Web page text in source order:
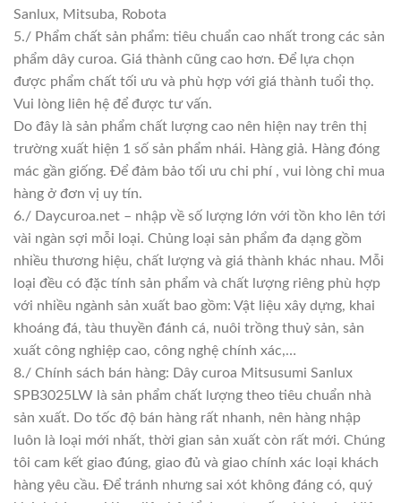
Sanlux, Mitsuba, Robota
5./ Phẩm chất sản phẩm: tiêu chuẩn cao nhất trong các sản
phẩm dây curoa. Giá thành cũng cao hơn. Để lựa chọn
được phẩm chất tối ưu và phù hợp với giá thành tuổi thọ.
Vui lòng liên hệ để được tư vấn.
Do đây là sản phẩm chất lượng cao nên hiện nay trên thị
trường xuất hiện 1 số sản phẩm nhái. Hàng giả. Hàng đóng
mác gần giống. Để đảm bảo tối ưu chi phí , vui lòng chỉ mua
hàng ở đơn vị uy tín.
6./ Daycuroa.net – nhập về số lượng lớn với tồn kho lên tới
vài ngàn sợi mỗi loại. Chủng loại sản phẩm đa dạng gồm
nhiều thương hiệu, chất lượng và giá thành khác nhau. Mỗi
loại đều có đặc tính sản phẩm và chất lượng riêng phù hợp
với nhiều ngành sản xuất bao gồm: Vật liệu xây dựng, khai
khoáng đá, tàu thuyền đánh cá, nuôi trồng thuỷ sản, sản
xuất công nghiệp cao, công nghệ chính xác,…
8./ Chính sách bán hàng: Dây curoa Mitsusumi Sanlux
SPB3025LW là sản phẩm chất lượng theo tiêu chuẩn nhà
sản xuất. Do tốc độ bán hàng rất nhanh, nên hàng nhập
luôn là loại mới nhất, thời gian sản xuất còn rất mới. Chúng
tôi cam kết giao đúng, giao đủ và giao chính xác loại khách
hàng yêu cầu. Để tránh nhưng sai xót không đáng có, quý